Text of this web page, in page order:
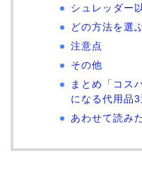
シュレッダー
どの方法を選
注意点
その他
まとめ「コス
になる代用品3
あわせて読み